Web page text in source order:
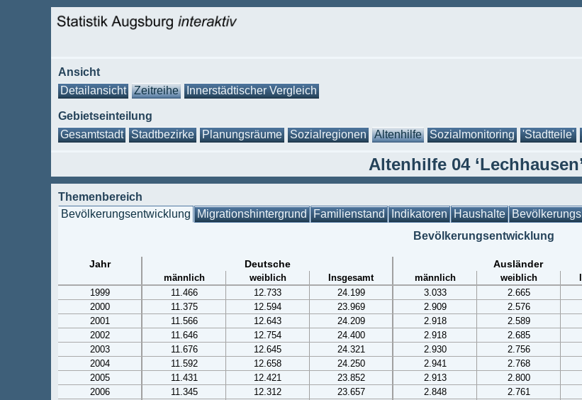
Ansicht
Detailansicht
Zeitreihe Innerstädtischer Vergleich
Gebietseinteilung
Gesamtstadt
Stadtbezirke Planungsräume Sozialregionen Altenhilfe Sozialmonitoring 'Stadtteile'
Altenhilfe 04 ‘Lechhausen’
Themenbereich
Bevölkerungsentwicklung Migrationshintergrund Familienstand Indikatoren Haushalte
Bevölkerungsentwicklung
Jahr Deutsche Ausländer
männlich weiblich Insgesamt männlich weiblich
1999
11.466 12.733 24.199 3.033 2.665
2000
11.375 12.594 23.969 2.909 2.576
2001
11.566 12.643 24.209 2.918 2.589
2002
11.646 12.754 24.400 2.918 2.685
2003
11.676 12.645 24.321 2.930 2.756
2004
11.592 12.658 24.250 2.941 2.768
2005
11.431 12.421 23.852 2.913 2.800
2006
11.345 12.312 23.657 2.848 2.761